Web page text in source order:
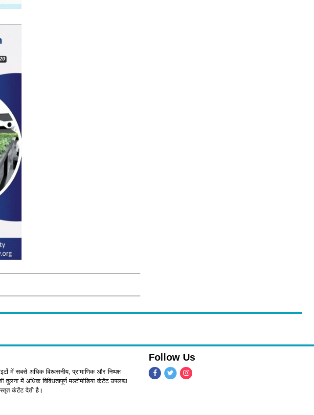
में सबसे अधिक विश्वसनीय, प्रामाणिक और निष्पक्ष
तुलना में अधिक विविधतापूर्ण मल्टीमीडिया कंटेंट उपलब्ध
कंटेंट देती है।
Follow Us